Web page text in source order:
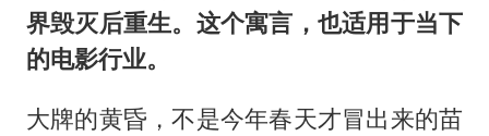
界毁灭后重生。这个寓言，也适用于当下
的电影行业。
大牌的黄昏，不是今年春天才冒出来的苗